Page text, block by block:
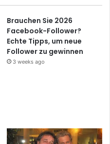
Brauchen Sie 2026
Facebook-Follower?
Echte Tipps, um neue
Follower zu gewinnen
3 weeks ago